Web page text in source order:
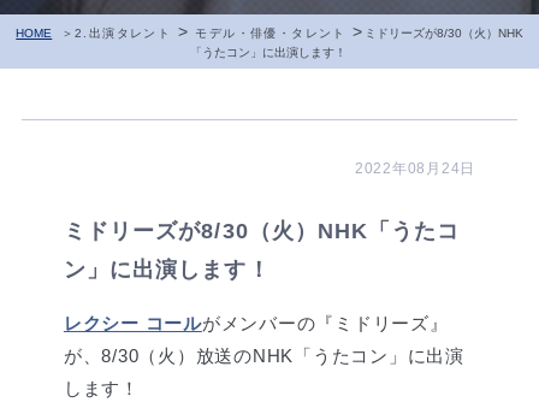
HOME 2.出演タレント >モデル・俳優・タレント > ミドリーズが8/30（火）NHK
「うたコン」に出演します！
2022年08月24日
ミドリーズが8/30（火）NHK「うたコ
ン」に出演します！
レクシー コールがメンバーの『ミドリーズ』
が、8/30（火）放送のNHK「うたコン」に出演
します！